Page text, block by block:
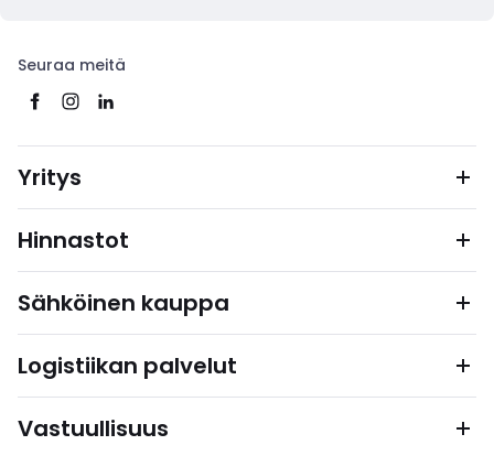
Seuraa meitä
Yritys
Hinnastot
Sähköinen kauppa
Logistiikan palvelut
Vastuullisuus